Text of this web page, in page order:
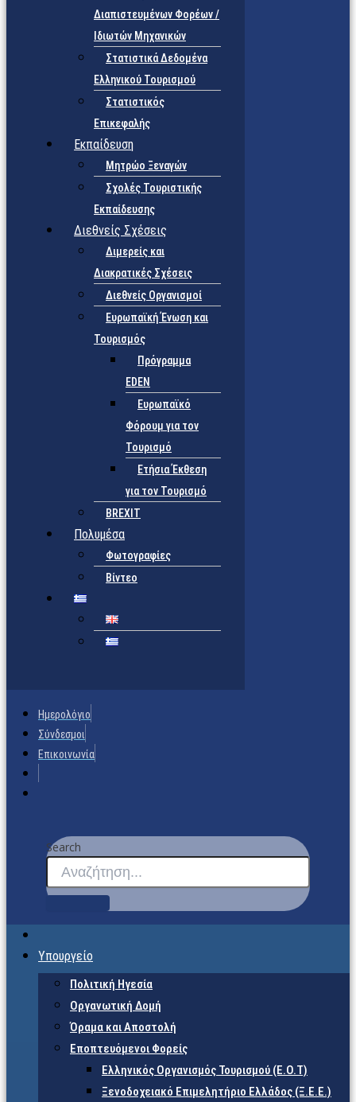
Διαπιστευμένων Φορέων /
Ιδιωτών Μηχανικών
Στατιστικά Δεδομένα
Ελληνικού Τουρισμού
Στατιστικός
Επικεφαλής
Εκπαίδευση
Μητρώο Ξεναγών
Σχολές Τουριστικής
Εκπαίδευσης
Διεθνείς Σχέσεις
Διμερείς και
Διακρατικές Σχέσεις
Διεθνείς Οργανισμοί
Ευρωπαϊκή Ένωση και
Τουρισμός
Πρόγραμμα
EDEN
Ευρωπαϊκό
Φόρουμ για τον
Τουρισμό
Ετήσια Έκθεση
για τον Τουρισμό
BREXIT
Πολυμέσα
Φωτογραφίες
Βίντεο
Ημερολόγιο
Σύνδεσμοι
Επικοινωνία
Search
Υπουργείο
Πολιτική Ηγεσία
Οργανωτική Δομή
Όραμα και Αποστολή
Εποπτευόμενοι Φορείς
Eλληνικός Οργανισμός Τουρισμού (Ε.Ο.Τ)
Ξενοδοχειακό Επιμελητήριο Ελλάδος (Ξ.Ε.Ε.)